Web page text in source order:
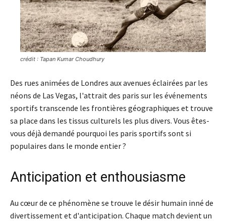
crédit : Tapan Kumar Choudhury
Des rues animées de Londres aux avenues éclairées par les
néons de Las Vegas, l'attrait des paris sur les événements
sportifs transcende les frontières géographiques et trouve
sa place dans les tissus culturels les plus divers. Vous êtes-
vous déjà demandé pourquoi les paris sportifs sont si
populaires dans le monde entier ?
Anticipation et enthousiasme
Au cœur de ce phénomène se trouve le désir humain inné de
divertissement et d'anticipation. Chaque match devient un